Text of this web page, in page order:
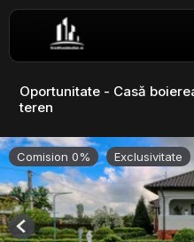
Oportunitate - Casă
teren
Comision 0% Exclusivitate
Previous